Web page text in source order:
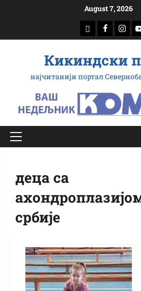
August 7, 2026
доwнлоад
Фацебоок
Кикиндски
најчитанији портал
Примарy
деца са
србије